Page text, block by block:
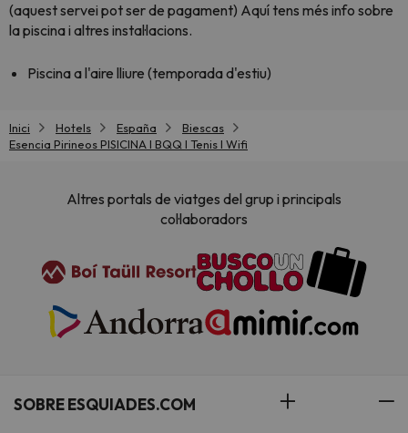
(aquest servei pot ser de pagament) Aquí tens més info sobre
la piscina i altres instal·lacions.
Piscina a l'aire lliure (temporada d'estiu)
Inici Hotels España
Biescas
Esencia Pirineos PISICINA l BQQ l Tenis l Wifi
Altres portals de viatges del grup i principals
col·laboradors
SOBRE ESQUIADES.COM